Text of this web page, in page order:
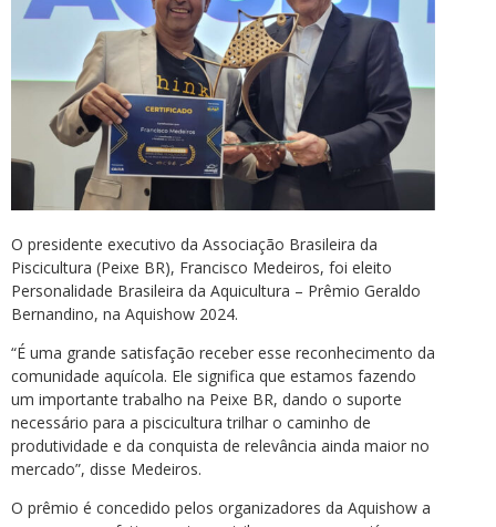
O presidente executivo da Associação Brasileira da
Piscicultura (Peixe BR), Francisco Medeiros, foi eleito
Personalidade Brasileira da Aquicultura – Prêmio Geraldo
Bernandino, na Aquishow 2024.
“É uma grande satisfação receber esse reconhecimento da
comunidade aquícola. Ele significa que estamos fazendo
um importante trabalho na Peixe BR, dando o suporte
necessário para a piscicultura trilhar o caminho de
produtividade e da conquista de relevância ainda maior no
mercado”, disse Medeiros.
O prêmio é concedido pelos organizadores da Aquishow a